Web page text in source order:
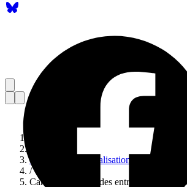
Catalogue de visualisations
/
Carte base Sirene des entreprises et de